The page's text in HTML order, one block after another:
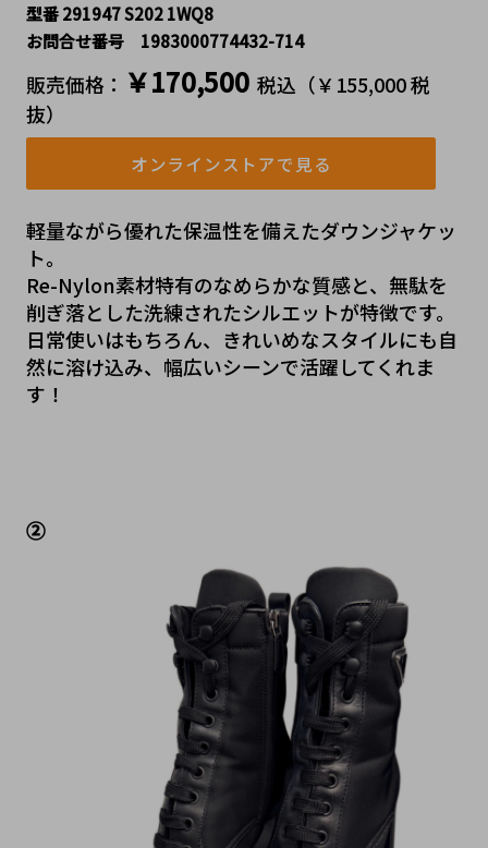
型番 291947 S202 1WQ8
お問合せ番号 1983000774432-714
販売価格： ￥170,500 税込（￥155,000 税
抜）
オンラインストアで見る
軽量ながら優れた保温性を備えたダウンジャケッ
ト。
Re-Nylon素材特有のなめらかな質感と、無駄を
削ぎ落とした洗練されたシルエットが特徴です。
日常使いはもちろん、きれいめなスタイルにも自
然に溶け込み、幅広いシーンで活躍してくれま
す！
②